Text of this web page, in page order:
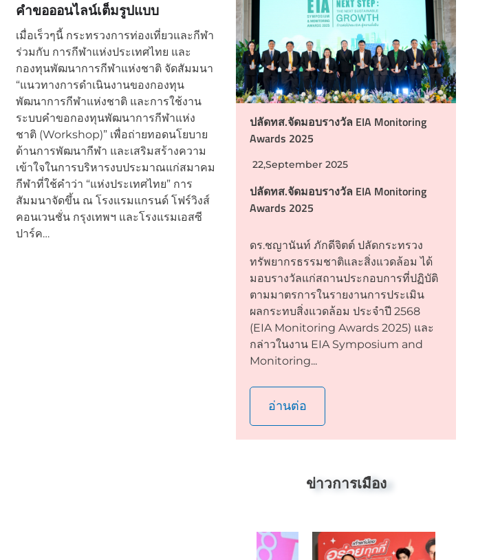
คำขอออนไลน์เต็มรูปแบบ
เมื่อเร็วๆนี้ กระทรวงการท่องเที่ยวและกีฬา
ร่วมกับ การกีฬาแห่งประเทศไทย และ
กองทุนพัฒนาการกีฬาแห่งชาติ จัดสัมมนา
“แนวทางการดำเนินงานของกองทุน
พัฒนาการกีฬาแห่งชาติ และการใช้งาน
ระบบคำขอกองทุนพัฒนาการกีฬาแห่ง
ชาติ (Workshop)” เพื่อถ่ายทอดนโยบาย
ด้านการพัฒนากีฬา และเสริมสร้างความ
เข้าใจในการบริหารงบประมาณแก่สมาคม
กีฬาที่ใช้คำว่า “แห่งประเทศไทย” การ
สัมมนาจัดขึ้น ณ โรงแรมแกรนด์ โฟร์วิงส์
คอนเวนชั่น กรุงเทพฯ และโรงแรมเอสซี
ปาร์ค…
ปลัดทส.จัดมอบรางวัล EIA Monitoring
Awards 2025
22,September 2025
ปลัดทส.จัดมอบรางวัล EIA Monitoring
Awards 2025
ดร.ชญานันท์ ภักดีจิตต์ ปลัดกระทรวง
ทรัพยากรธรรมชาติและสิ่งแวดล้อม ได้
มอบรางวัลแก่สถานประกอบการที่ปฏิบัติ
ตามมาตรการในรายงานการประเมิน
ผลกระทบสิ่งแวดล้อม ประจำปี 2568
(EIA Monitoring Awards 2025) และ
กล่าวในงาน EIA Symposium and
Monitoring...
อ่านต่อ
ข่าวการเมือง